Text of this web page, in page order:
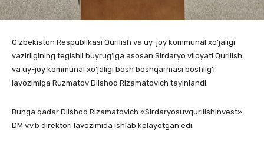
O’zbekiston Respublikasi Qurilish va uy-joy kommunal xo’jaligi
vazirligining tegishli buyrug’iga asosan Sirdaryo viloyati Qurilish
va uy-joy kommunal xo’jaligi bosh boshqarmasi boshlig’i
lavozimiga Ruzmatov Dilshod Rizamatovich tayinlandi.
Bunga qadar Dilshod Rizamatovich «Sirdaryosuvqurilishinvest»
DM v.v.b direktori lavozimida ishlab kelayotgan edi.